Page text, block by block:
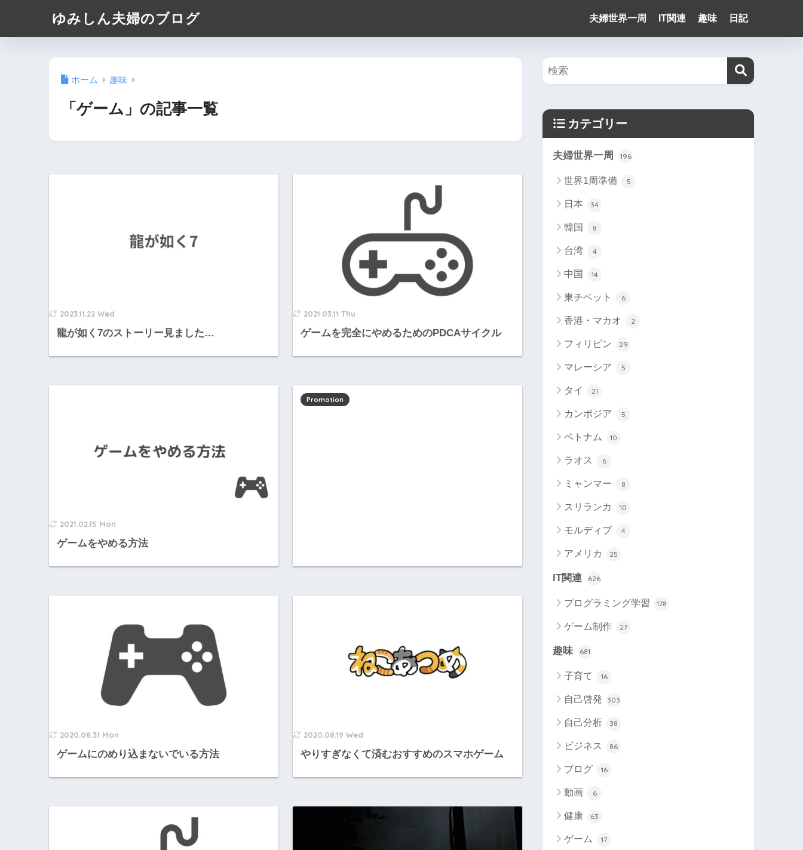
ゆみしん夫婦のブログ 夫婦世界一周 IT関連 趣味 日記
ホーム 趣味
「ゲーム」の記事一覧
2023.11.22 Wed
龍が如く7のストーリー見ました…
2021.03.11 Thu
ゲームを完全にやめるためのPDCAサイクル
2021.02.15 Mon
ゲームをやめる方法
Promotion
2020.08.31 Mon
ゲームにのめり込まないでいる方法
2020.08.19 Wed
やりすぎなくて済むおすすめのスマホゲーム
カテゴリー
夫婦世界一周 196
世界1周準備 5
日本 34
韓国 8
台湾 4
中国 14
東チベット 6
香港・マカオ 2
フィリピン 29
マレーシア 5
タイ 21
カンボジア 5
ベトナム 10
ラオス 6
ミャンマー 8
スリランカ 10
モルディブ 4
アメリカ 25
IT関連 626
プログラミング学習 178
ゲーム制作 27
趣味 681
子育て 16
自己啓発 303
自己分析 38
ビジネス 86
ブログ 16
動画 6
健康 63
ゲーム 17